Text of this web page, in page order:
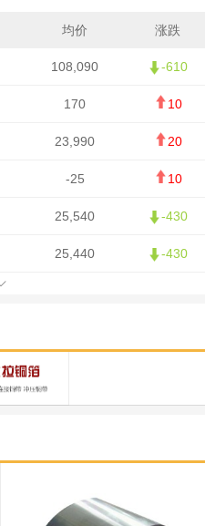
均价 涨跌
108,090 -610
170 10
23,990 20
-25 10
25,540 -430
25,440 -430
15,410 305
93,000